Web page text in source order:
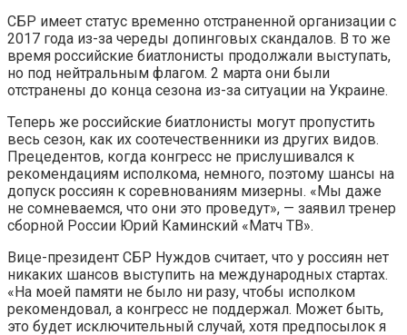
СБР имеет статус временно отстраненной организации с
2017 года из-за череды допинговых скандалов. В то же
время российские биатлонисты продолжали выступать,
но под нейтральным флагом. 2 марта они были
отстранены до конца сезона из-за ситуации на Украине.
Теперь же российские биатлонисты могут пропустить
весь сезон, как их соотечественники из других видов.
Прецедентов, когда конгресс не прислушивался к
рекомендациям исполкома, немного, поэтому шансы на
допуск россиян к соревнованиям мизерны. «Мы даже
не сомневаемся, что они это проведут», — заявил тренер
сборной России Юрий Каминский «Матч ТВ».
Вице-президент СБР Нуждов считает, что у россиян нет
никаких шансов выступить на международных стартах.
«На моей памяти не было ни разу, чтобы исполком
рекомендовал, а конгресс не поддержал. Может быть,
это будет исключительный случай, хотя предпосылок я